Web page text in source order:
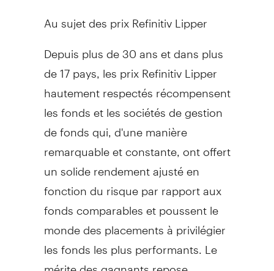
Au sujet des prix Refinitiv Lipper
Depuis plus de 30 ans et dans plus
de 17 pays, les prix Refinitiv Lipper
hautement respectés récompensent
les fonds et les sociétés de gestion
de fonds qui, d'une manière
remarquable et constante, ont offert
un solide rendement ajusté en
fonction du risque par rapport aux
fonds comparables et poussent le
monde des placements à privilégier
les fonds les plus performants. Le
mérite des gagnants repose